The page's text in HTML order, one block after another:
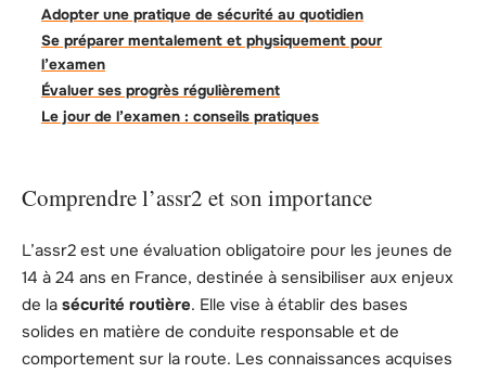
Adopter une pratique de sécurité au quotidien
Se préparer mentalement et physiquement pour
l’examen
Évaluer ses progrès régulièrement
Le jour de l’examen : conseils pratiques
Comprendre l’assr2 et son importance
L’assr2 est une évaluation obligatoire pour les jeunes de
14 à 24 ans en France, destinée à sensibiliser aux enjeux
de la sécurité routière. Elle vise à établir des bases
solides en matière de conduite responsable et de
comportement sur la route. Les connaissances acquises